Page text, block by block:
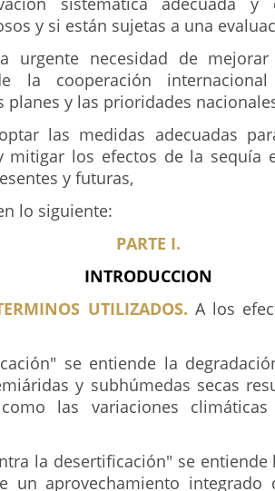
y si están sujetas a una
urgente necesidad de
la cooperación
planes y las prioridades
las medidas adecuadas
mitigar los efectos de la sequía
y futuras,
lo siguiente:
PARTE I.
INTRODUCCION
UTILIZADOS. A los
se entiende la
y subhúmedas secas
las variaciones
la desertificación" se entiende
un aprovechamiento